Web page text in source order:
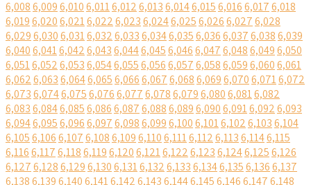
6,0086,0096,0106,0116,0126,0136,0146,0156,0166,0176,018
6,0196,0206,0216,0226,0236,0246,0256,0266,0276,028
6,0296,0306,0316,0326,0336,0346,0356,0366,0376,0386,039
6,0406,0416,0426,0436,0446,0456,0466,0476,0486,0496,050
6,0516,0526,0536,0546,0556,0566,0576,0586,0596,0606,061
6,0626,0636,0646,0656,0666,0676,0686,0696,0706,0716,072
6,0736,0746,0756,0766,0776,0786,0796,0806,0816,082
6,0836,0846,0856,0866,0876,0886,0896,0906,0916,0926,093
6,0946,0956,0966,0976,0986,0996,1006,1016,1026,1036,104
6,1056,1066,1076,1086,1096,1106,1116,1126,1136,1146,115
6,1166,1176,1186,1196,1206,1216,1226,1236,1246,1256,126
6,1276,1286,1296,1306,1316,1326,1336,1346,1356,1366,137
6,1386,1396,1406,1416,1426,1436,1446,1456,1466,1476,148